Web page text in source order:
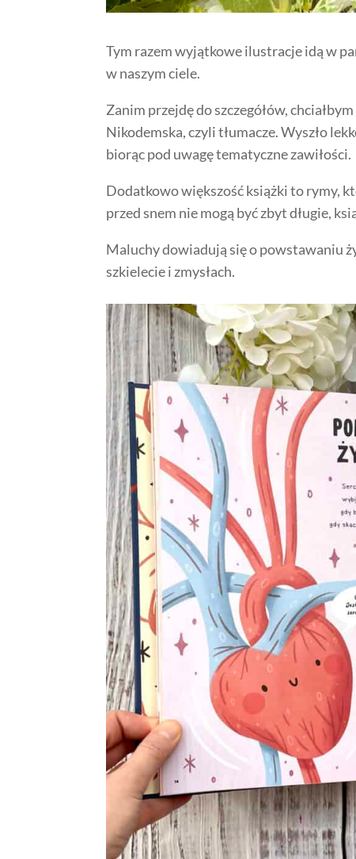
Tym razem wyjątkowe ilustracje idą w
w naszym ciele.
Zanim przejdę do szczegółów,
Nikodemska, czyli tłumacze. Wyszło
biorąc pod uwagę tematyczne zawiłości.
Dodatkowo większość książki to rymy,
przed snem nie mogą być zbyt długie,
Maluchy dowiadują się o powstawaniu
szkielecie i zmysłach.